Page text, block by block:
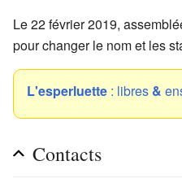
Le 22 février 2019,
pour changer le nom et les
L'esperluette : libres &
Contacts